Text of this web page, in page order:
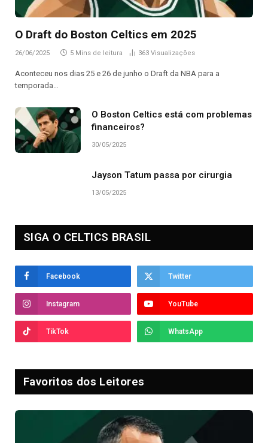
O Draft do Boston Celtics em 2025
26/06/2025 5 Mins de leitura 363 Visualizações
Aconteceu nos dias 25 e 26 de junho o Draft da NBA para a
temporada…
O Boston Celtics está com problemas
financeiros?
30/05/2025
Jayson Tatum passa por cirurgia
13/05/2025
SIGA O CELTICS BRASIL
Facebook Twitter
Instagram YouTube
TikTok WhatsApp
Favoritos dos Leitores